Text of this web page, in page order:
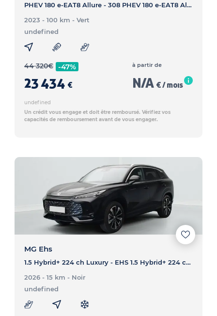
PHEV 180 e-EAT8 Allure - 308 PHEV 180 e-EAT8 Allure
2023 - 100 km - Vert
undefined
44 320€ -47%
23 434 €
à partir de
N/A € / mois
undefined
Un crédit vous engage et doit être remboursé. Vérifiez vos
capacités de remboursement avant de vous engager.
MG Ehs
1.5 Hybrid+ 224 ch Luxury - EHS 1.5 Hybrid+ 224 ch Luxury
2026 - 15 km - Noir
undefined